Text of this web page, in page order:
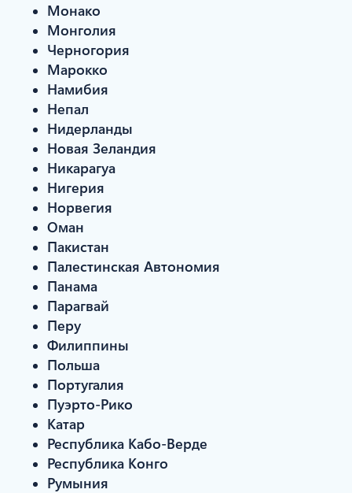
Монако
Монголия
Черногория
Марокко
Намибия
Непал
Нидерланды
Новая Зеландия
Никарагуа
Нигерия
Норвегия
Оман
Пакистан
Палестинская Автономия
Панама
Парагвай
Перу
Филиппины
Польша
Португалия
Пуэрто-Рико
Катар
Республика Кабо-Верде
Республика Конго
Румыния